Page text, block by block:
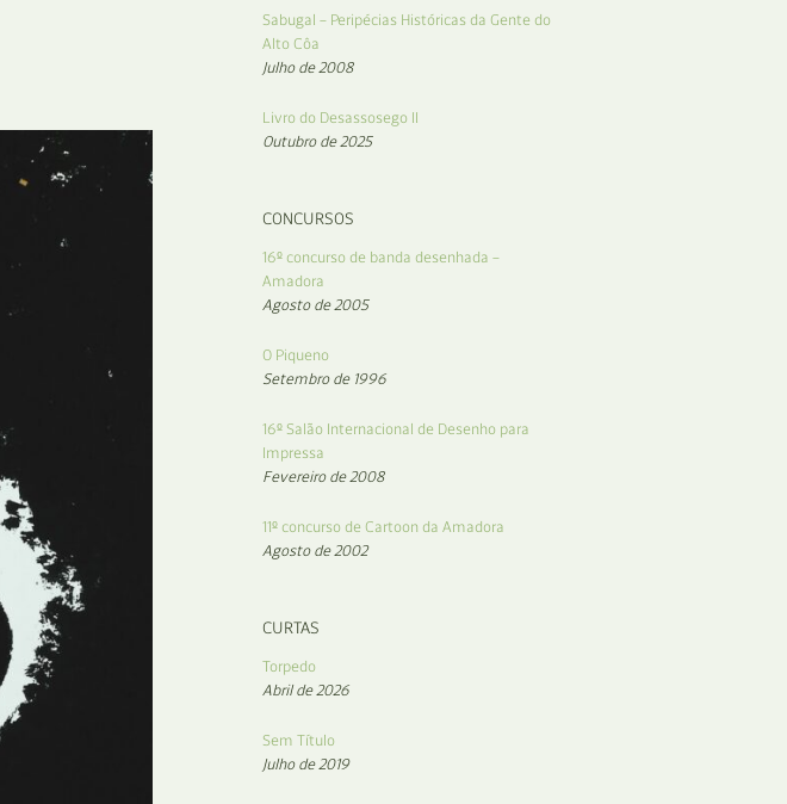
Sabugal – Peripécias Históricas da Gente do
Alto Côa
Julho de 2008
Livro do Desassosego II
Outubro de 2025
CONCURSOS
16º concurso de banda desenhada –
Amadora
Agosto de 2005
O Piqueno
Setembro de 1996
16º Salão Internacional de Desenho para
Impressa
Fevereiro de 2008
11º concurso de Cartoon da Amadora
Agosto de 2002
CURTAS
Torpedo
Abril de 2026
Sem Título
Julho de 2019